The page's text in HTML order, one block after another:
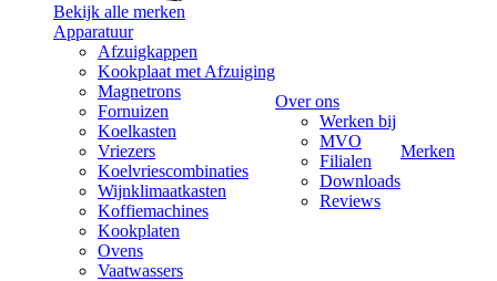
Bekijk alle merken
Apparatuur
Afzuigkappen
Kookplaat met Afzuiging
Magnetrons
Fornuizen
Koelkasten
Vriezers
Koelvriescombinaties
Wijnklimaatkasten
Koffiemachines
Kookplaten
Ovens
Vaatwassers
Over ons
Werken bij
MVO
Filialen
Downloads
Reviews
Merken